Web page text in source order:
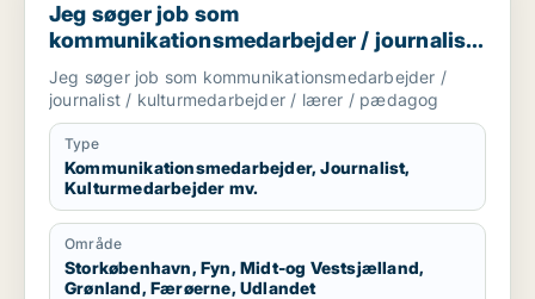
Jeg søger job som
kommunikationsmedarbejder / journalist
/ kulturmedarbejder / lærer / pædagog
Jeg søger job som kommunikationsmedarbejder /
journalist / kulturmedarbejder / lærer / pædagog
Type
Kommunikationsmedarbejder, Journalist,
Kulturmedarbejder mv.
Område
Storkøbenhavn, Fyn, Midt-og Vestsjælland,
Grønland, Færøerne, Udlandet